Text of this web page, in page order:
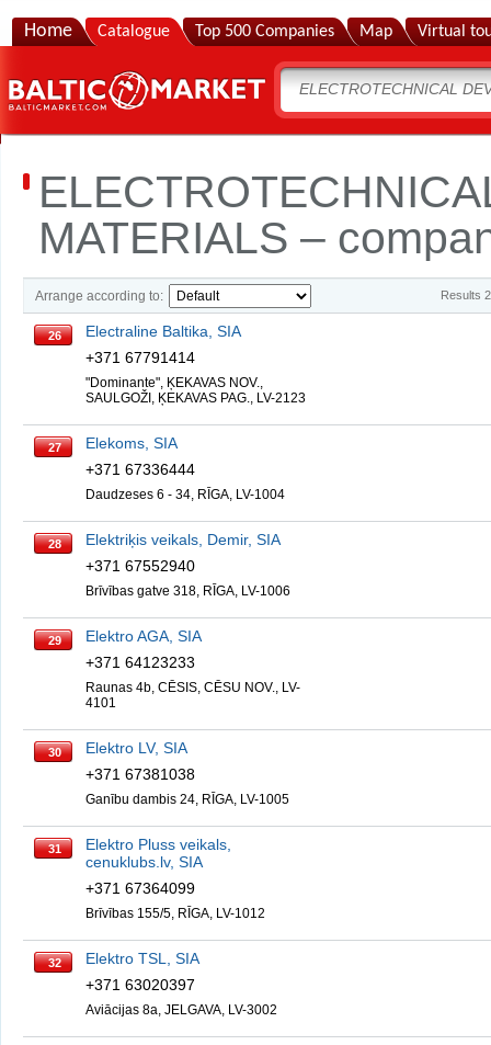
Home Catalogue Top 500 Companies Map Virtual
MATERIALS –
Arrange according to: Results
26
Electraline Baltika, SIA
+371 67791414
"Dominante", ĶEKAVAS NOV.,
SAULGOŽI, ĶEKAVAS PAG., LV-2123
27
Elekoms, SIA
+371 67336444
Daudzeses 6 - 34, RĪGA, LV-1004
28
Elektriķis veikals, Demir, SIA
+371 67552940
Brīvības gatve 318, RĪGA, LV-1006
29
Elektro AGA, SIA
+371 64123233
Raunas 4b, CĒSIS, CĒSU NOV., LV-
4101
30
Elektro LV, SIA
+371 67381038
Ganību dambis 24, RĪGA, LV-1005
31
Elektro Pluss veikals,
cenuklubs.lv, SIA
+371 67364099
Brīvības 155/5, RĪGA, LV-1012
32
Elektro TSL, SIA
+371 63020397
Aviācijas 8a, JELGAVA, LV-3002